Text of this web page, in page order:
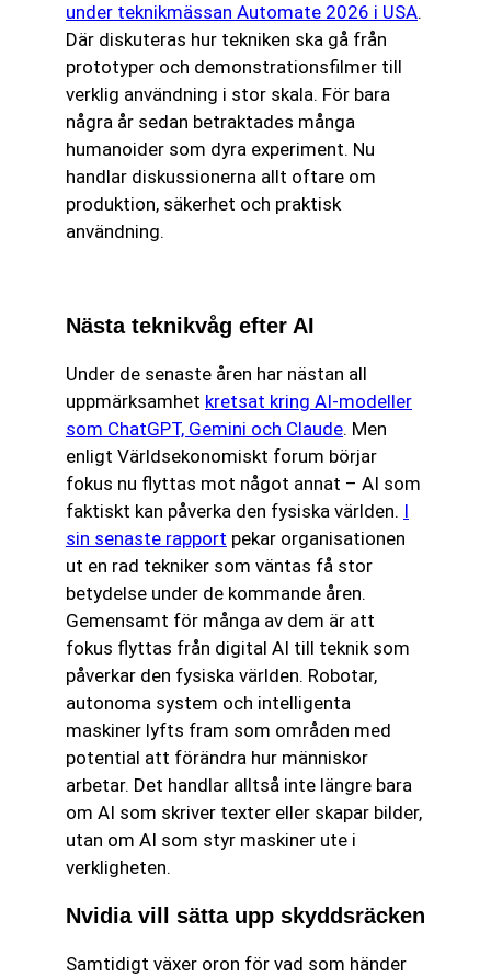
under teknikmässan Automate 2026 i USA.
Där diskuteras hur tekniken ska gå från
prototyper och demonstrationsfilmer till
verklig användning i stor skala. För bara
några år sedan betraktades många
humanoider som dyra experiment. Nu
handlar diskussionerna allt oftare om
produktion, säkerhet och praktisk
användning.
Nästa teknikvåg efter AI
Under de senaste åren har nästan all
uppmärksamhet kretsat kring AI-modeller
som ChatGPT, Gemini och Claude. Men
enligt Världsekonomiskt forum börjar
fokus nu flyttas mot något annat – AI som
faktiskt kan påverka den fysiska världen. I
sin senaste rapport pekar organisationen
ut en rad tekniker som väntas få stor
betydelse under de kommande åren.
Gemensamt för många av dem är att
fokus flyttas från digital AI till teknik som
påverkar den fysiska världen. Robotar,
autonoma system och intelligenta
maskiner lyfts fram som områden med
potential att förändra hur människor
arbetar. Det handlar alltså inte längre bara
om AI som skriver texter eller skapar bilder,
utan om AI som styr maskiner ute i
verkligheten.
Nvidia vill sätta upp skyddsräcken
Samtidigt växer oron för vad som händer